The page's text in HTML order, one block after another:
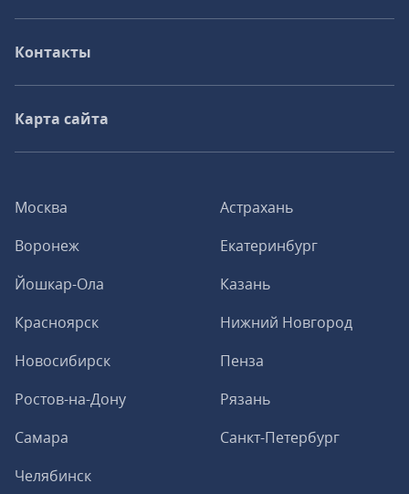
Москва
Астрахань
Воронеж
Екатеринбург
Йошкар-Ола
Казань
Красноярск
Нижний Новгород
Новосибирск
Пенза
Ростов-на-Дону
Рязань
Самара
Санкт-Петербург
Челябинск
Контакты
Карта сайта